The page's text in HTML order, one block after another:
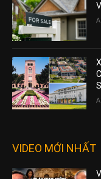
VIDEO MỚI NHẤT